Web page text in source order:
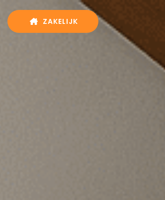
ZAKELIJK